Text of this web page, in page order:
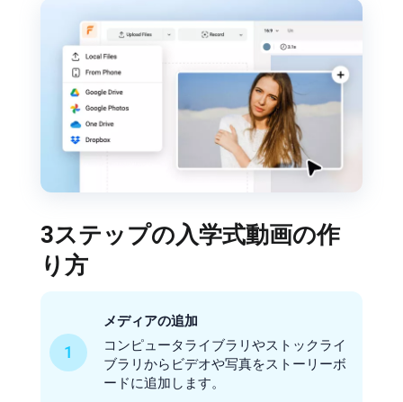
3ステップの入学式動画の作
り方
1
メディアの追加
コンピュータライブラリやストックライ
ブラリからビデオや写真をストーリーボ
ードに追加します。